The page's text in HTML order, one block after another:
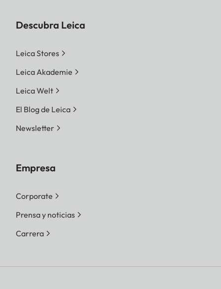
Descubra Leica
Leica Stores
Leica Akademie
Leica Welt
El Blog de Leica
Newsletter
Empresa
Corporate
Prensa y noticias
Carrera